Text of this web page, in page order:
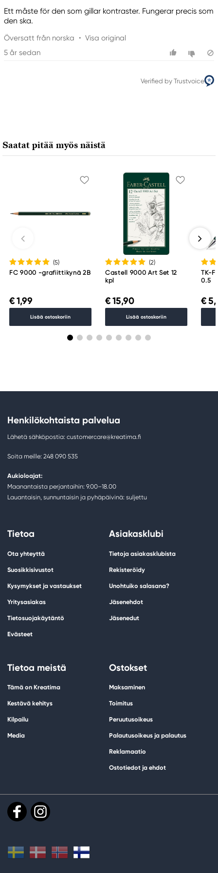
Ett måste för den som gillar kontraster. Fungerar precis som
den ska.
Översatt från norska • Visa original
5 år sedan
Verified by Trustvoice
Saatat pitää myös näistä
(5)
FC 9000 -grafiittikynä 2B
€ 1,99
Lisää ostoskoriin
(2)
Castell 9000 Art Set 12
kpl
€ 15,90
Lisää ostoskoriin
TK-
0.5
€
Henkilökohtaista palvelua
Lähetä sähköpostia: customercare@kreatima.fi
Soita meille: 248 090 535
Aukioloajat:
Maanantaista perjantaihin: 9.00–18.00
Lauantaisin, sunnuntaisin ja pyhäpäivinä: suljettu
Tietoa
Ota yhteyttä
Suosikkisivustot
Kysymykset ja vastaukset
Yritysasiakas
Tietosuojakäytäntö
Evästeet
Asiakasklubi
Tietoja asiakasklubista
Rekisteröidy
Unohtuiko salasana?
Jäsenehdot
Jäsenedut
Tietoa meistä
Tämä on Kreatima
Kestävä kehitys
Kilpailu
Media
Ostokset
Maksaminen
Toimitus
Peruutusoikeus
Palautusoikeus ja palautus
Reklamaatio
Ostotiedot ja ehdot